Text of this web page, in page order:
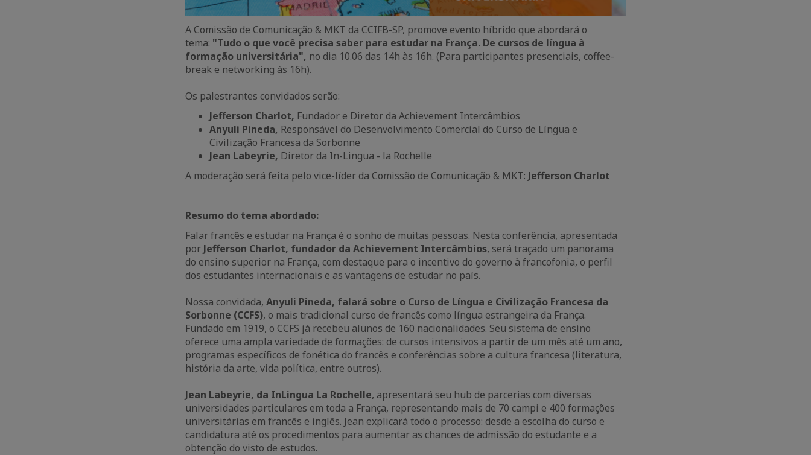
A Comissão de Comunicação & MKT da CCIFB-SP, promove evento híbrido que abordará o
tema: "Tudo o que você precisa saber para estudar na França. De cursos de língua à
formação universitária", no dia 10.06 das 14h às 16h. (Para participantes presenciais, coffee-
break e networking às 16h).
Os palestrantes convidados serão:
Jefferson Charlot, Fundador e Diretor da Achievement Intercâmbios
Anyuli Pineda, Responsável do Desenvolvimento Comercial do Curso de Língua e
Civilização Francesa da Sorbonne
Jean Labeyrie, Diretor da In-Lingua - la Rochelle
A moderação será feita pelo vice-líder da Comissão de Comunicação & MKT: Jefferson Charlot
Resumo do tema abordado:
Falar francês e estudar na França é o sonho de muitas pessoas. Nesta conferência, apresentada
por Jefferson Charlot, fundador da Achievement Intercâmbios, será traçado um panorama
do ensino superior na França, com destaque para o incentivo do governo à francofonia, o perfil
dos estudantes internacionais e as vantagens de estudar no país.
Nossa convidada, Anyuli Pineda, falará sobre o Curso de Língua e Civilização Francesa da
Sorbonne (CCFS), o mais tradicional curso de francês como língua estrangeira da França.
Fundado em 1919, o CCFS já recebeu alunos de 160 nacionalidades. Seu sistema de ensino
oferece uma ampla variedade de formações: de cursos intensivos a partir de um mês até um ano,
programas específicos de fonética do francês e conferências sobre a cultura francesa (literatura,
história da arte, vida política, entre outros).
Jean Labeyrie, da InLingua La Rochelle, apresentará seu hub de parcerias com diversas
universidades particulares em toda a França, representando mais de 70 campi e 400 formações
universitárias em francês e inglês. Jean explicará todo o processo: desde a escolha do curso e
candidatura até os procedimentos para aumentar as chances de admissão do estudante e a
obtenção do visto de estudos.